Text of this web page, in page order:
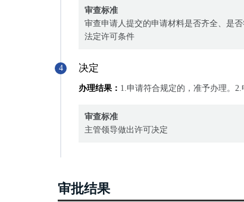
审查标准
审查申请人提交的申请材料是否齐全、是
法定许可条件
4 决定
办理结果： 1.申请符合规定的，准予办理。
审查标准
主管领导做出许可决定
审批结果